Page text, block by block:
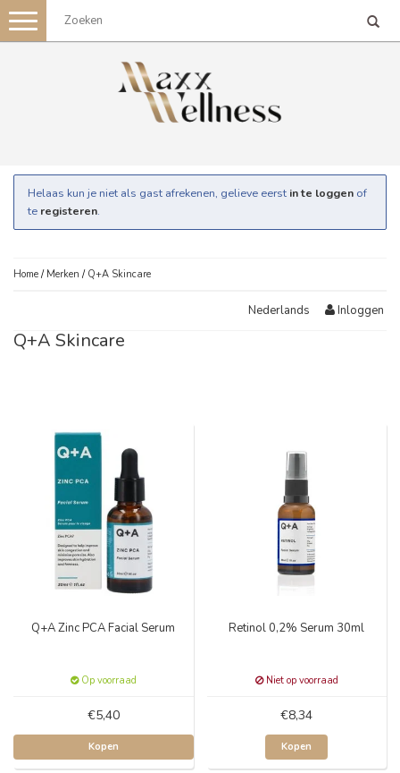
Toggle
navigation
Helaas kun je niet als gast afrekenen, gelieve eerst in te loggen of
te registeren.
Home / Merken / Q+A Skincare
Nederlands Inloggen
Q+A Skincare
Q+A Zinc PCA Facial Serum
Op voorraad
€5,40
Kopen
Retinol 0,2% Serum 30ml
Niet op voorraad
€8,34
Kopen